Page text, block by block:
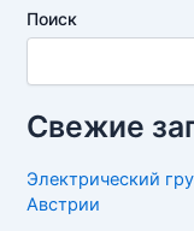
Поиск
Свежие
Электрический
Австрии